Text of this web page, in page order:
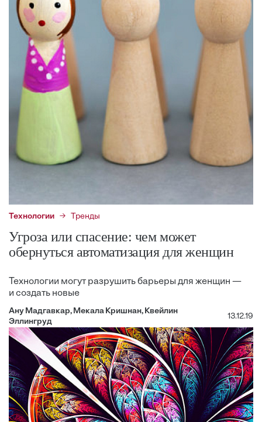
Технологии Тренды
Угроза или спасение: чем может
обернуться автоматизация для женщин
Технологии могут разрушить барьеры для женщин —
и создать новые
Ану Мадгавкар, Мекала Кришнан, Квейлин
Эллингруд
13.12.19